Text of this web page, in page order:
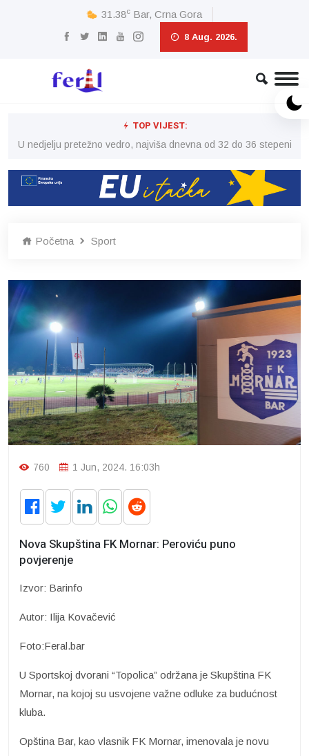
31.38c Bar, Crna Gora
8 Aug. 2026.
TOP VIJEST:
U nedjelju pretežno vedro, najviša dnevna od 32 do 36 stepeni
Početna Sport
760 1 Jun, 2024. 16:03h
Nova Skupština FK Mornar: Peroviću puno
povjerenje
Izvor: Barinfo
Autor: Ilija Kovačević
Foto:Feral.bar
U Sportskoj dvorani “Topolica” održana je Skupština FK
Mornar, na kojoj su usvojene važne odluke za budućnost
kluba.
Opština Bar, kao vlasnik FK Mornar, imenovala je novu